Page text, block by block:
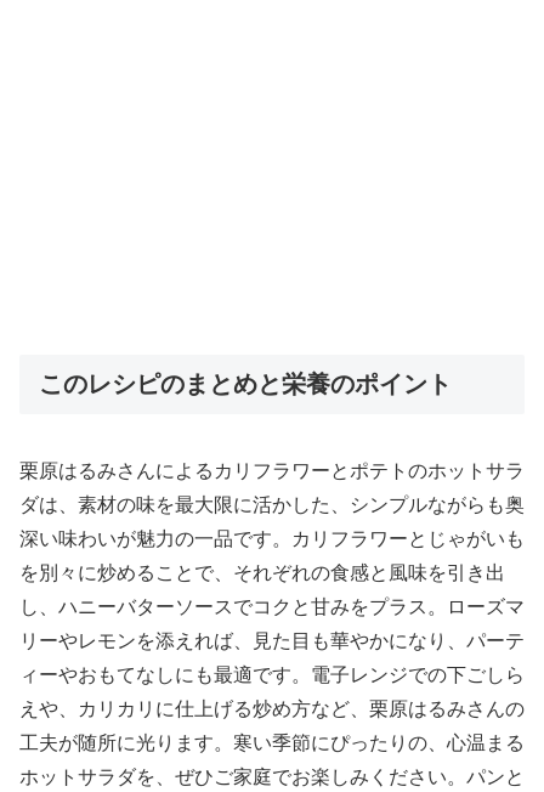
このレシピのまとめと栄養のポイント
栗原はるみさんによるカリフラワーとポテトのホットサラ
ダは、素材の味を最大限に活かした、シンプルながらも奥
深い味わいが魅力の一品です。カリフラワーとじゃがいも
を別々に炒めることで、それぞれの食感と風味を引き出
し、ハニーバターソースでコクと甘みをプラス。ローズマ
リーやレモンを添えれば、見た目も華やかになり、パーテ
ィーやおもてなしにも最適です。電子レンジでの下ごしら
えや、カリカリに仕上げる炒め方など、栗原はるみさんの
工夫が随所に光ります。寒い季節にぴったりの、心温まる
ホットサラダを、ぜひご家庭でお楽しみください。パンと